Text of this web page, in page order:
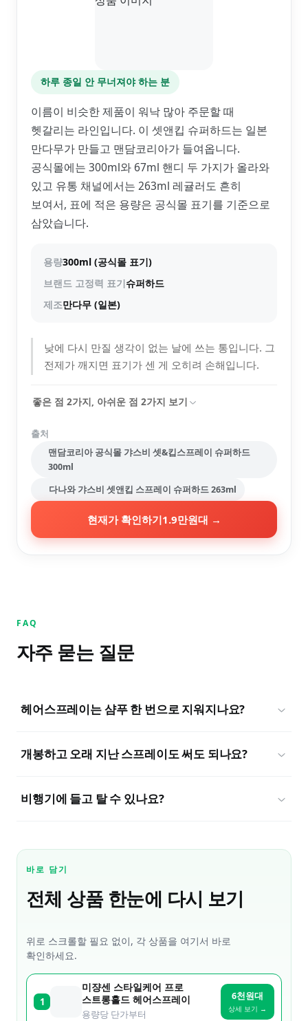
하루 종일 안 무너져야 하는 분
이름이 비슷한 제품이 워낙 많아 주문할 때
헷갈리는 라인입니다. 이 셋앤킵 슈퍼하드는 일본
만다무가 만들고 맨담코리아가 들여옵니다.
공식몰에는 300ml와 67ml 핸디 두 가지가 올라와
있고 유통 채널에서는 263ml 레귤러도 흔히
보여서, 표에 적은 용량은 공식몰 표기를 기준으로
삼았습니다.
용량300ml (공식몰 표기)
브랜드 고정력 표기슈퍼하드
제조만다무 (일본)
낮에 다시 만질 생각이 없는 날에 쓰는 통입니다. 그
전제가 깨지면 표기가 센 게 오히려 손해입니다.
좋은 점 2가지, 아쉬운 점 2가지 보기
출처
맨담코리아 공식몰 갸스비 셋&킵스프레이 슈퍼하드
300ml
다나와 갸스비 셋앤킵 스프레이 슈퍼하드 263ml
현재가 확인하기1.9만원대 →
FAQ
자주 묻는 질문
헤어스프레이는 샴푸 한 번으로 지워지나요?
개봉하고 오래 지난 스프레이도 써도 되나요?
비행기에 들고 탈 수 있나요?
바로 담기
전체 상품 한눈에 다시 보기
위로 스크롤할 필요 없이, 각 상품을 여기서 바로
확인하세요.
1
미쟝센 스타일케어 프로
스트롱홀드 헤어스프레이
용량당 단가부터
6천원대
상세 보기 →